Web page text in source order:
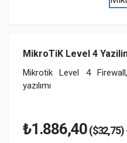
MikroTiK Level 4
Mikrotik Level 4
yazılımı
₺1.886,40($32,75)